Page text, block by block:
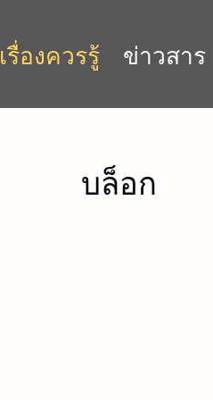
เรื่องควรรู้ ข่าวสาร
บล็อก